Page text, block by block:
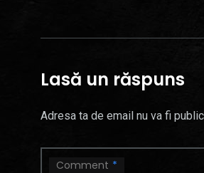
Lasă un răspuns
Adresa ta de email nu va fi
Comment *